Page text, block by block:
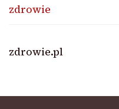
zdrowie
zdrowie.pl